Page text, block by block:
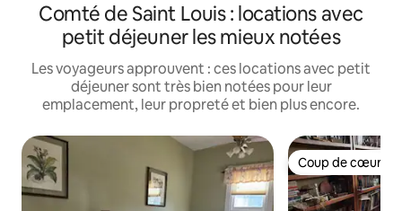
Comté de Saint Louis : locations avec
petit déjeuner les mieux notées
Les voyageurs approuvent : ces locations avec petit
déjeuner sont très bien notées pour leur
emplacement, leur propreté et bien plus encore.
Coup de cœur
Coup de cœur